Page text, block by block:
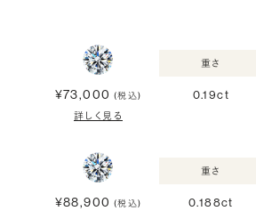
¥73,000 (税込)
詳しく見る
重さ
0.19ct
¥88,900 (税込)
重さ
0.188ct